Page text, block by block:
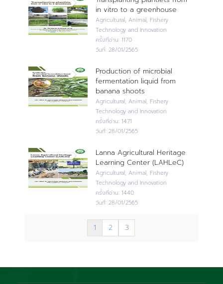
in vitro to a greenhouse
Agricultural, Animal, Fishery
Technology and Innovation
ครั้งที่อ่าน: 1170
วันที่: 28/01/2565
Production of microbial
fermentation liquid from
banana shoots
Agricultural, Animal, Fishery
Technology and Innovation
ครั้งที่อ่าน: 1471
วันที่: 28/01/2565
Lanna Agricultural Heritage
Learning Center (LAHLeC)
Agricultural, Animal, Fishery
Technology and Innovation
ครั้งที่อ่าน: 1440
วันที่: 28/01/2565
1 2 3